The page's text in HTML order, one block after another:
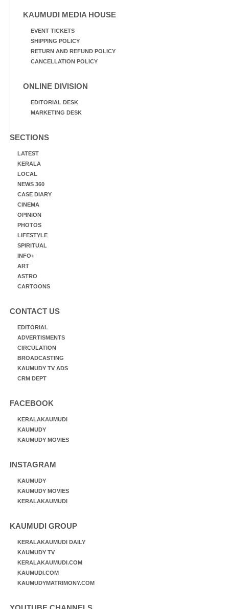
KAUMUDI MEDIA HOUSE
EVENT TICKETS
SHIPPING POLICY
RETURN AND REFUND POLICY
CANCELLATION POLICY
ONLINE DIVISION
EDITORIAL DESK
MARKETING DESK
SECTIONS
LATEST
KERALA
LOCAL
NEWS 360
CASE DIARY
CINEMA
OPINION
PHOTOS
LIFESTYLE
SPIRITUAL
INFO+
ART
ASTRO
CARTOONS
CONTACT US
EDITORIAL
ADVERTISMENTS
CIRCULATION
BROADCASTING
KAUMUDY TV ADS
CRM DEPT
FACEBOOK
KERALAKAUMUDI
KAUMUDY
KAUMUDY MOVIES
INSTAGRAM
KAUMUDY
KAUMUDY MOVIES
KERALAKAUMUDI
KAUMUDI GROUP
KERALAKAUMUDI DAILY
KAUMUDY TV
KERALAKAUMUDI.COM
KAUMUDI.COM
KAUMUDYMATRIMONY.COM